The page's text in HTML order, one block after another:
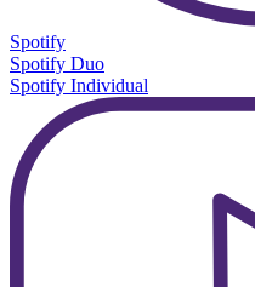
Spotify
Spotify Duo
Spotify Individual